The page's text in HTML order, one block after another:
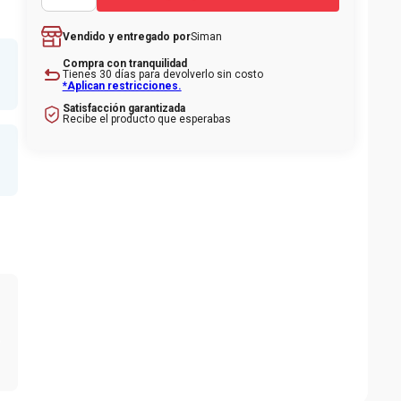
Vendido y entregado porSiman
Compra con tranquilidad
Tienes 30 días para devolverlo sin costo
*Aplican restricciones.
Satisfacción garantizada
Recibe el producto que esperabas